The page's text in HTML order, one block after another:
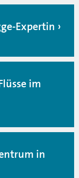
Expertin
im
in